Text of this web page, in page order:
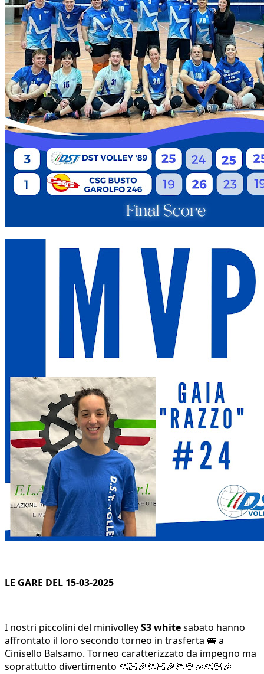
LE GARE DEL 15-03-2025
I nostri piccolini del minivolleyS3 whitesabato hanno
affrontato il loro secondo torneo in trasferta 🚌 a
Cinisello Balsamo. Torneo caratterizzato da impegno ma
soprattutto divertimento 👏🏻🎉👏🏻🎉👏🏻🎉👏🏻🎉